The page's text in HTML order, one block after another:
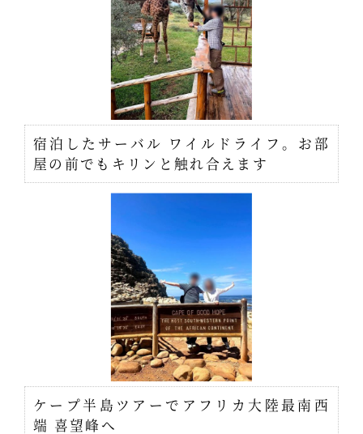
宿泊したサーバル ワイルドライフ。お部
屋の前でもキリンと触れ合えます
ケープ半島ツアーでアフリカ大陸最南西
端 喜望峰へ